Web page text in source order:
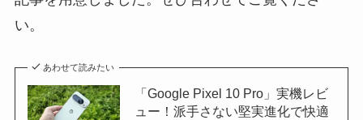
い。
あわせて読みたい
「Google Pixel 10 Pro」実機レビ
ュー！派手さない堅実進化で快適